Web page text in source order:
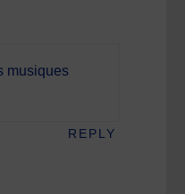
musiques
REPLY